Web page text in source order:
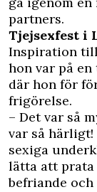
partners.
Tjejsexfest i
Inspiration
hon var på en
där hon för
frigörelse.
– Det var så
var så
sexiga
lätta att prata
befriande och